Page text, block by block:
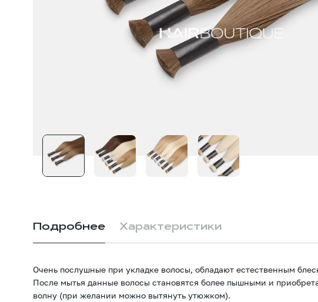
Подробнее Характеристики
Очень послушные при укладке волосы, обладают естественным
После мытья данные волосы становятся более пышными и
волну (при желании можно вытянуть утюжком).